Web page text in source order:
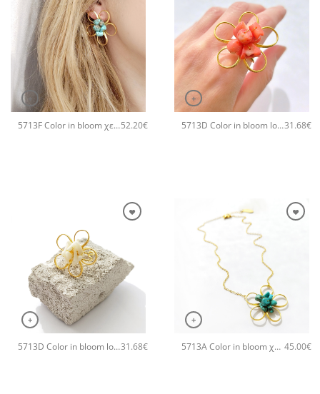
+
5713F Color in bloom χειροποίητα σκουλαρίκια Catherine bijoux Τυρκουάζ52.20€
+
5713D Color in bloom long χειροποίητο δαχτυλιδι Catherine bijoux Πορτοκαλί31.68€
+
5713D Color in bloom long χειροποίητο δαχτυλιδι Catherine bijoux Άσπρο31.68€
+
5713A Color in bloom χειροποίητο κολιέ Catherine bijoux Τυρκουάζ 45.00€